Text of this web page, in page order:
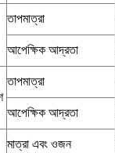
তাপমাত্রা
আপেক্ষিক আদ্রতা
তাপমাত্রা
আপেক্ষিক আদ্রতা
মাত্রা এবং ওজন